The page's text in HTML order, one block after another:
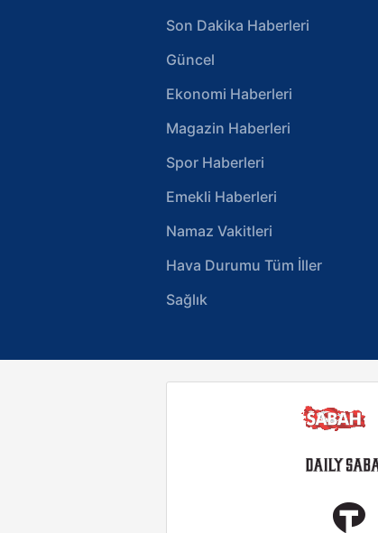
Son Dakika Haberleri
Güncel
Ekonomi Haberleri
Magazin Haberleri
Spor Haberleri
Emekli Haberleri
Namaz Vakitleri
Hava Durumu Tüm İller
Sağlık